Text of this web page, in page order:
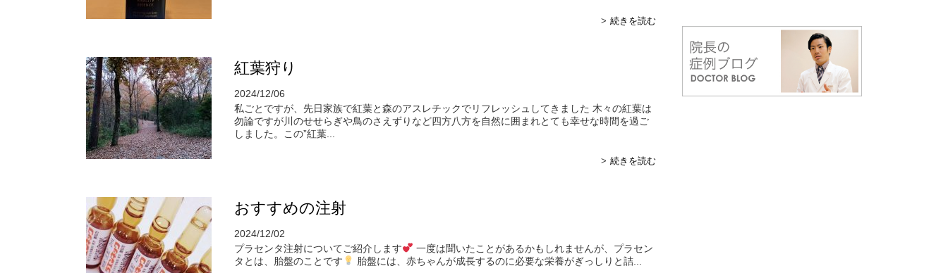
続きを読む
紅葉狩り
2024/12/06
私ごとですが、先日家族で紅葉と森のアスレチックでリフレッシュしてきました 木々の紅葉は
勿論ですが川のせせらぎや鳥のさえずりなど四方八方を自然に囲まれとても幸せな時間を過ご
しました。この”紅葉...
続きを読む
おすすめの注射
2024/12/02
プラセンタ注射についてご紹介します
一度は聞いたことがあるかもしれませんが、プラセン
タとは、胎盤のことです
胎盤には、赤ちゃんが成長するのに必要な栄養がぎっしりと詰...